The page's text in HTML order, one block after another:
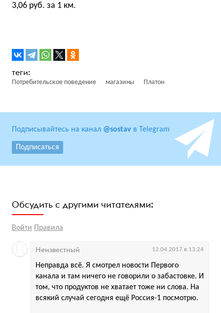
3,06 руб. за 1 км.
Потребительское поведение магазины Платон
Подписывайтесь на канал @sostav в Telegram
Подписаться
Обсудить с другими читателями:
Войти Правила
Неправда всё. Я смотрел новости Первого
канала и там ничего не говорили о забастовке. И
том, что продуктов не хватает тоже ни слова. На
всякий случай сегодня ещё Россия-1 посмотрю.
Неизвестный 12.04.2017 в 13:24